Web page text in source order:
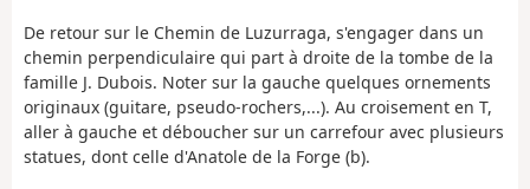
De retour sur le Chemin de Luzurraga, s'engager dans un
chemin perpendiculaire qui part à droite de la tombe de la
famille J. Dubois. Noter sur la gauche quelques ornements
originaux (guitare, pseudo-rochers,...). Au croisement en T,
aller à gauche et déboucher sur un carrefour avec plusieurs
statues, dont celle d'Anatole de la Forge (b).